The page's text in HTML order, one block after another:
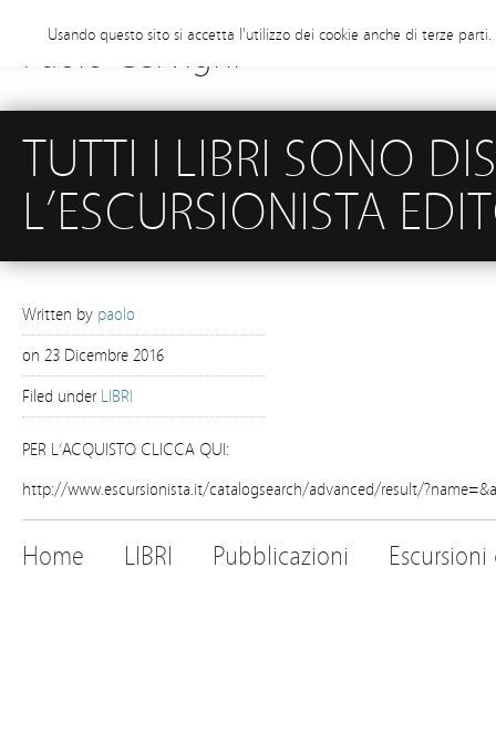
Paolo Cervigni
TUTTI I LIBRI SONO
L’ESCURSIONISTA
Written by paolo
on 23 Dicembre 2016
Filed under LIBRI
PER L’ACQUISTO CLICCA QUI:
http://www.escursionista.it/catalogsearch/advanced/result/
Home LIBRI Pubblicazioni
Usando questo sito si accetta l'utilizzo dei cookie anche di terze